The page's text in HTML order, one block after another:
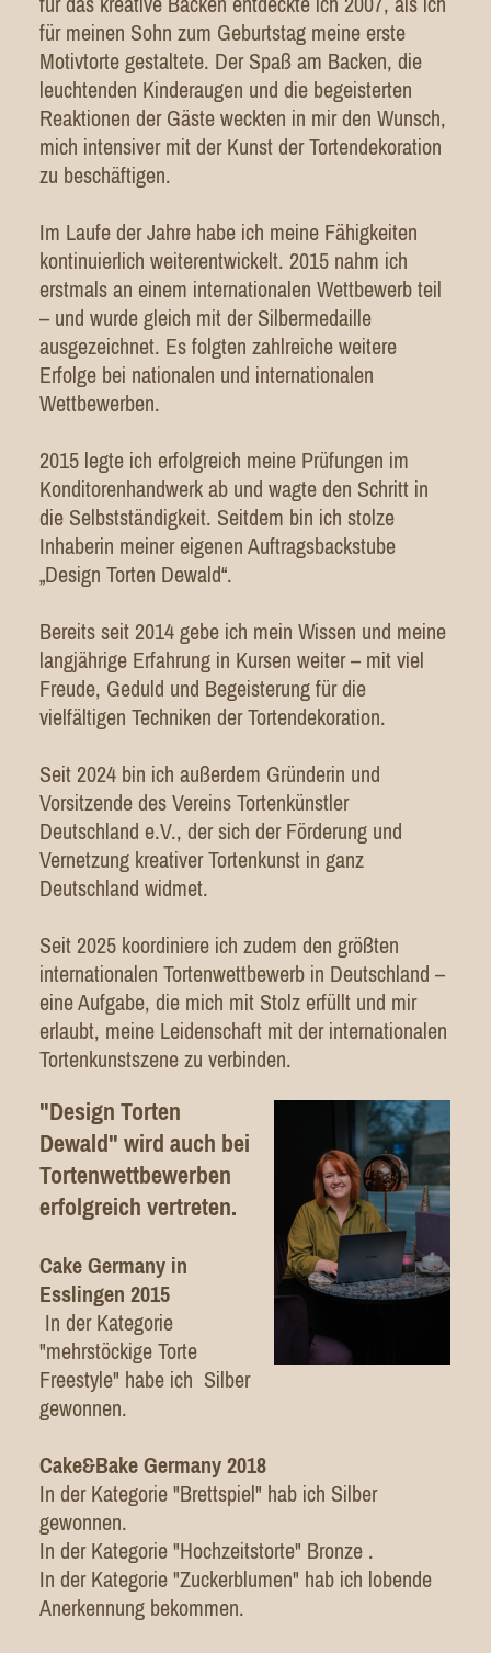
für meinen Sohn zum Geburtstag meine erste
Motivtorte gestaltete. Der Spaß am Backen, die
leuchtenden Kinderaugen und die begeisterten
Reaktionen der Gäste weckten in mir den Wunsch,
mich intensiver mit der Kunst der Tortendekoration
zu beschäftigen.
Im Laufe der Jahre habe ich meine Fähigkeiten
kontinuierlich weiterentwickelt. 2015 nahm ich
erstmals an einem internationalen Wettbewerb teil
– und wurde gleich mit der Silbermedaille
ausgezeichnet. Es folgten zahlreiche weitere
Erfolge bei nationalen und internationalen
Wettbewerben.
2015 legte ich erfolgreich meine Prüfungen im
Konditorenhandwerk ab und wagte den Schritt in
die Selbstständigkeit. Seitdem bin ich stolze
Inhaberin meiner eigenen Auftragsbackstube
„Design Torten Dewald“.
Bereits seit 2014 gebe ich mein Wissen und meine
langjährige Erfahrung in Kursen weiter – mit viel
Freude, Geduld und Begeisterung für die
vielfältigen Techniken der Tortendekoration.
Seit 2024 bin ich außerdem Gründerin und
Vorsitzende des Vereins Tortenkünstler
Deutschland e.V., der sich der Förderung und
Vernetzung kreativer Tortenkunst in ganz
Deutschland widmet.
Seit 2025 koordiniere ich zudem den größten
internationalen Tortenwettbewerb in Deutschland –
eine Aufgabe, die mich mit Stolz erfüllt und mir
erlaubt, meine Leidenschaft mit der internationalen
Tortenkunstszene zu verbinden.
"Design Torten
Dewald" wird auch bei
Tortenwettbewerben
erfolgreich vertreten.
Cake Germany in
Esslingen 2015
In der Kategorie
"mehrstöckige Torte
Freestyle" habe ich Silber
gewonnen.
Cake&Bake Germany 2018
In der Kategorie "Brettspiel" hab ich Silber
gewonnen.
In der Kategorie "Hochzeitstorte" Bronze .
In der Kategorie "Zuckerblumen" hab ich lobende
Anerkennung bekommen.